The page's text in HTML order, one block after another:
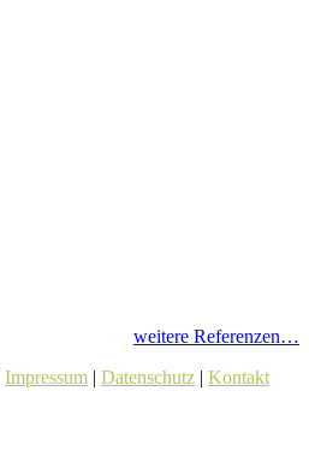
weitere Referenzen…
Impressum | Datenschutz | Kontakt